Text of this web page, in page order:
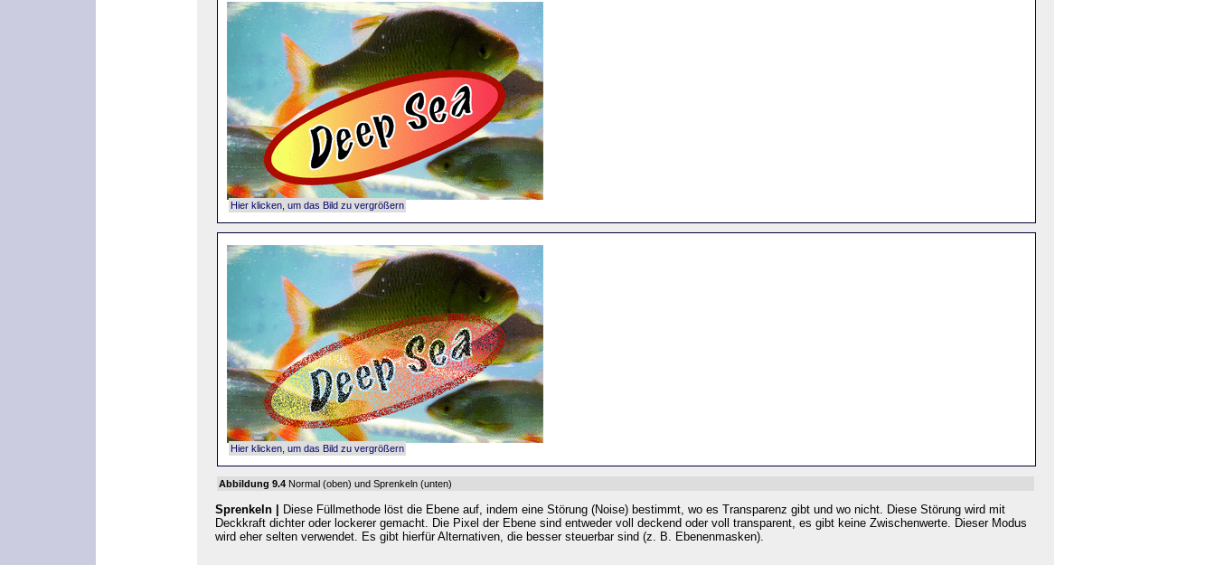
Hier klicken, um das Bild zu vergrößern
Hier klicken, um das Bild zu vergrößern
Abbildung 9.4 Normal (oben) und Sprenkeln (unten)
Sprenkeln | Diese Füllmethode löst die Ebene auf, indem eine Störung (Noise) bestimmt, wo es Transparenz gibt und wo nicht. Diese Störung wird mit
Deckkraft dichter oder lockerer gemacht. Die Pixel der Ebene sind entweder voll deckend oder voll transparent, es gibt keine Zwischenwerte. Dieser Modus
wird eher selten verwendet. Es gibt hierfür Alternativen, die besser steuerbar sind (z. B. Ebenenmasken).